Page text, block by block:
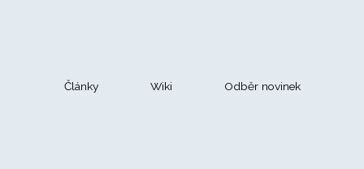
Články Wiki Odběr novinek